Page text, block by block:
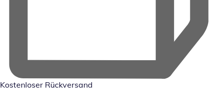
Kostenloser Rückversand